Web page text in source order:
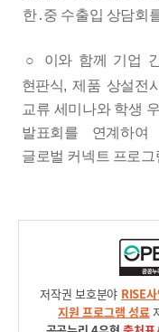
한․중 수출입 상담회
○ 이와 함께 기업
현판식,제품 상설전
교류 세미나와 학생
발표회를 연계하여
글로벌 커넥트 프로그
저작권 보호분야 RISE
지원 프로그램 성료